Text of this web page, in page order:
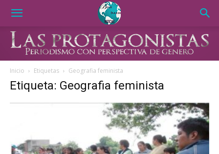
Inicio Etiquetas Geografia feminista
Etiqueta: Geografia feminista